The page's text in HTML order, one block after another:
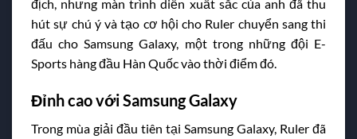
địch, nhưng màn trình diễn xuất sắc của anh đã thu
hút sự chú ý và tạo cơ hội cho Ruler chuyển sang thi
đấu cho Samsung Galaxy, một trong những đội E-
Sports hàng đầu Hàn Quốc vào thời điểm đó.
Đỉnh cao với Samsung Galaxy
Trong mùa giải đầu tiên tại Samsung Galaxy, Ruler đã